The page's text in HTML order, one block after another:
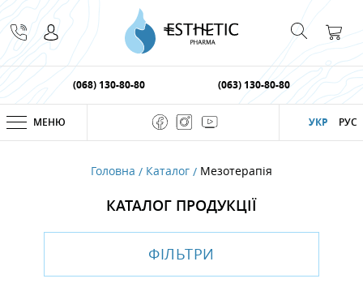
(068) 130-80-80 (063) 130-80-80
УКР РУС
МЕНЮ
Головна Каталог Мезотерапiя
КАТАЛОГ ПРОДУКЦІЇ
ФІЛЬТРИ